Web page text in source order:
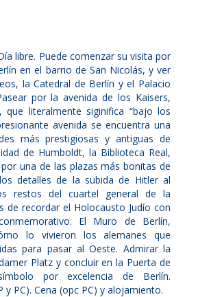
libre. Puede comenzar su visita por
en el barrio de San Nicolás, y ver
la Catedral de Berlín y el Palacio
por la avenida de los Kaisers,
que literalmente siginifica “bajo los
avenida se encuentra una
más prestigiosas y antiguas de
de Humboldt, la Biblioteca Real,
una de las plazas más bonitas de
detalles de la subida de Hitler al
restos del cuartel general de la
de recordar el Holocausto Judío con
El Muro de Berlín,
lo vivieron los alemanes que
para pasar al Oeste. Admirar la
Platz y concluir en la Puerta de
por excelencia de Berlín.
y PC). Cena (opc PC) y alojamiento.